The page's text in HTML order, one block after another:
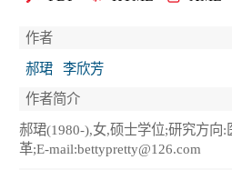
作者
郝珺
李欣芳
作者简介
郝珺(1980-),女,硕士学位;研究方向
革;E-mail:bettypretty@126.com